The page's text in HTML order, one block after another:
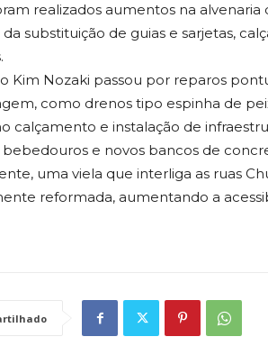
realizados aumentos na
da substituição de guias e sarjetas,
Kim Nozaki passou por reparos
como drenos tipo espinha de
calçamento e instalação de
e novos bancos de
uma viela que interliga as ruas
reformada, aumentando a